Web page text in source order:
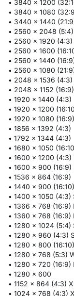
• 3840 x 1200
• 3840 x 1080
• 3440 x 1440
• 2560 x 2048 (5:4)
• 2560 x 1920 (4:3)
• 2560 x 1600
• 2560 x 1440
• 2560 x 1080
• 2048 x 1536 (4:3)
• 2048 x 1152
• 1920 x 1440 (4:3)
• 1920 x 1200
• 1920 x 1080
• 1856 x 1392 (4:3)
• 1792 x 1344 (4:3)
• 1680 x 1050
• 1600 x 1200 (4:3)
• 1600 x 900 (16:9)
• 1536 x 864 (16:9)
• 1440 x 900
• 1400 x 1050 (4:3)
• 1366 x 768 (16:9)
• 1360 x 768 (16:9)
• 1280 x 1024 (5:4)
• 1280 x 960 (4:3)
• 1280 x 800
• 1280 x 768 (5:3)
• 1280 x 720 (16:9)
• 1280 x 600
• 1152 x 864 (4:3)
• 1024 x 768 (4:3)